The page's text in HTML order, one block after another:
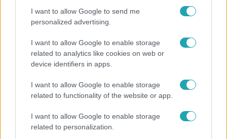
I want to allow Google to send me
personalized advertising.
I want to allow Google to enable storage
related to analytics like cookies on web or
device identifiers in apps.
I want to allow Google to enable storage
related to functionality of the website or app.
I want to allow Google to enable storage
related to personalization.
kötelező” – 50 méterre a csúcstól fordult vissza
Klein Dávid